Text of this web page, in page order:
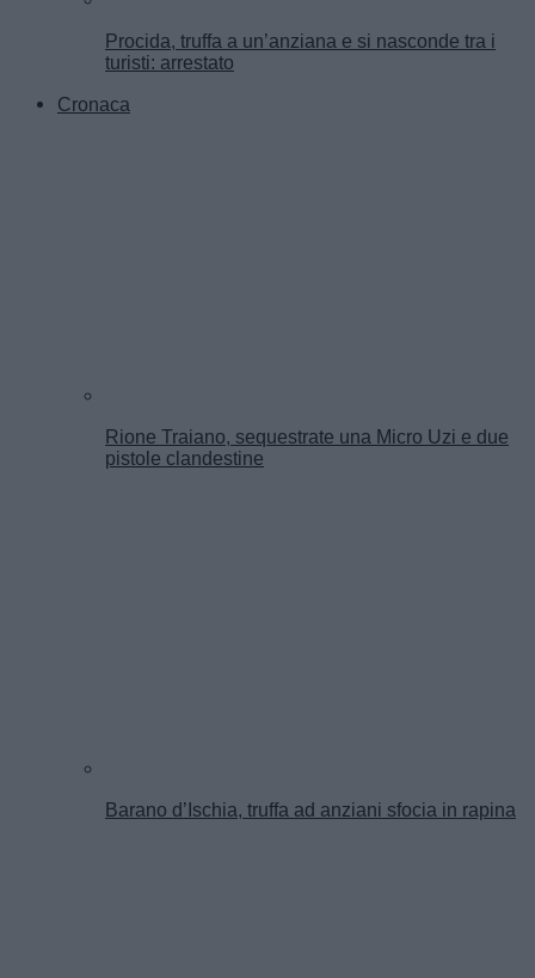
Procida, truffa a un’anziana e si nasconde tra i
turisti: arrestato
Cronaca
Rione Traiano, sequestrate una Micro Uzi e due
pistole clandestine
Barano d’Ischia, truffa ad anziani sfocia in rapina